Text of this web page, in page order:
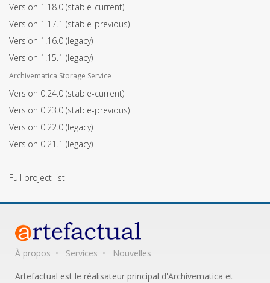
Version 1.18.0 (stable-current)
Version 1.17.1 (stable-previous)
Version 1.16.0 (legacy)
Version 1.15.1 (legacy)
Archivematica Storage Service
Version 0.24.0 (stable-current)
Version 0.23.0 (stable-previous)
Version 0.22.0 (legacy)
Version 0.21.1 (legacy)
Full project list
À propos Services
Nouvelles
Artefactual est le réalisateur principal d'Archivematica et